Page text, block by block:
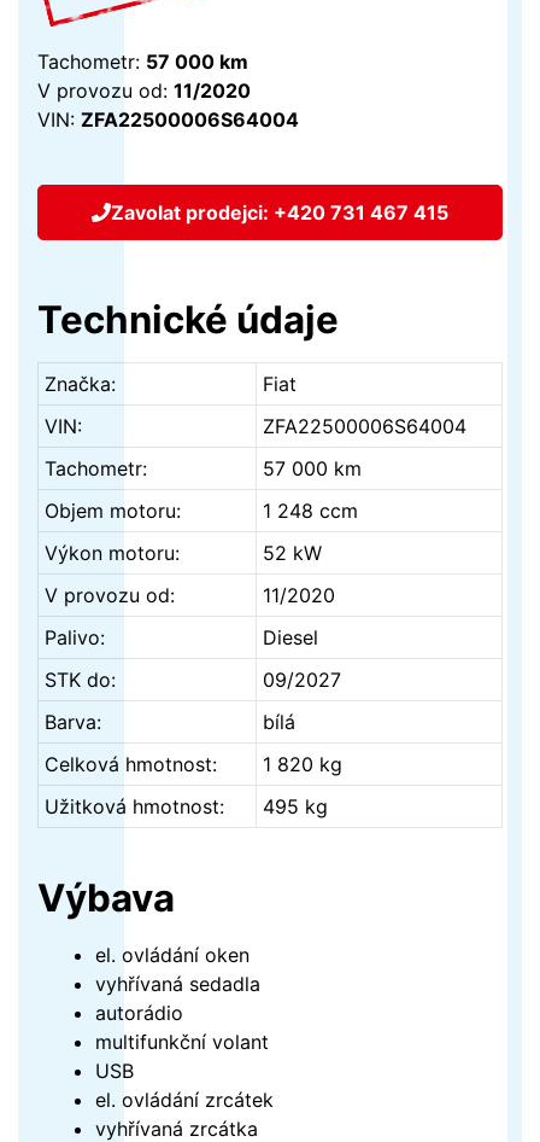
Tachometr: 57 000 km
V provozu od: 11/2020
VIN: ZFA22500006S64004
Zavolat prodejci: +420 731 467 415
Technické údaje
Značka:
Fiat
VIN:
ZFA22500006S64004
Tachometr:
57 000 km
Objem motoru:
1 248 ccm
Výkon motoru:
52 kW
V provozu od:
11/2020
Palivo:
Diesel
STK do:
09/2027
Barva:
bílá
Celková hmotnost:
1 820 kg
Užitková hmotnost:
495 kg
Výbava
el. ovládání oken
vyhřívaná sedadla
autorádio
multifunkční volant
USB
el. ovládání zrcátek
vyhřívaná zrcátka